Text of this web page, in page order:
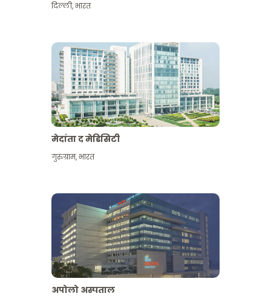
दिल्ली,भारत
मेदांता द मेडिसिटी
गुरुग्राम,भारत
अपोलो अस्पताल